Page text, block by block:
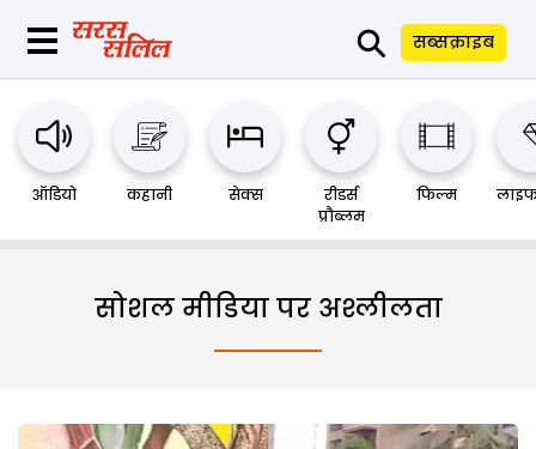
⚲ सब्सक्राइब
ऑडियो कहानी सेक्स
रीडर्स
प्रौब्लम
फिल्म
सोशल मीडिया पर अश्लीलता